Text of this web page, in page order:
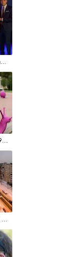
#vitaly#f1#aplgallery#formula1
#москвичка1990@#июль2016 #вднх2016 #1990
#spb#kupchino #крышапотекла